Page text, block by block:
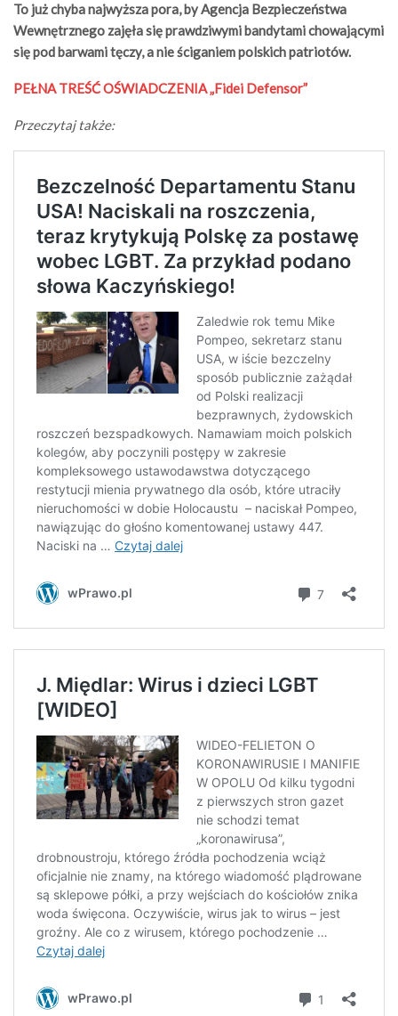
To już chyba najwyższa pora, by Agencja Bezpieczeństwa
Wewnętrznego zajęła się prawdziwymi bandytami chowającymi
się pod barwami tęczy, a nie ściganiem polskich patriotów.
PEŁNA TREŚĆ OŚWIADCZENIA „Fidei Defensor”
Przeczytaj także: